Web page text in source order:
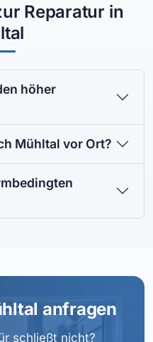
Reparatur in
höher
Mühltal vor Ort?
anfragen
schließt nicht?